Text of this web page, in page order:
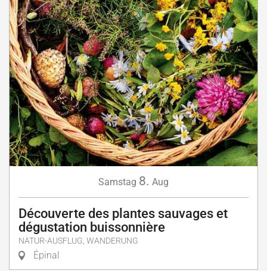
Samstag 8. Aug
Découverte des plantes sauvages et
dégustation buissonnière
NATUR-AUSFLUG, WANDERUNG
Épinal